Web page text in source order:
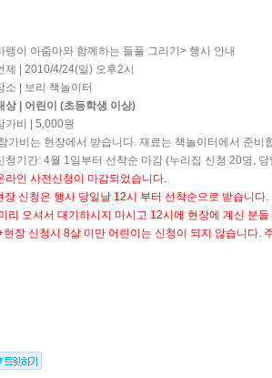
랭이 아줌마와 함께하는 들풀 그리기> 행사 안내
제 | 2010/4/24(일) 오후2시
소 | 보리 책놀이터
상 | 어린이 (초등학생 이상)
가비 | 5,000원
가비는 현장에서 받습니다. 재료는 책놀이터에서 준비
청기간: 4월 1일부터 선착순 마감 (누리집 신청 20명,
라인 사전신청이 마감되었습니다.
장 신청은 행사 당일날 12시 부터 선착순으로 받습니다.
리 오셔서 대기하시지 마시고 12시에 현장에 계신 분
현장 신청시 8살 미만 어린이는 신청이 되지 않습니다.